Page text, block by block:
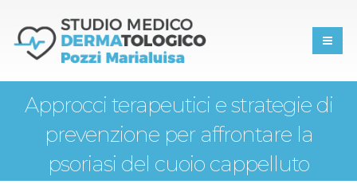
Approcci terapeutici e strategie di
prevenzione per affrontare la
psoriasi del cuoio cappelluto